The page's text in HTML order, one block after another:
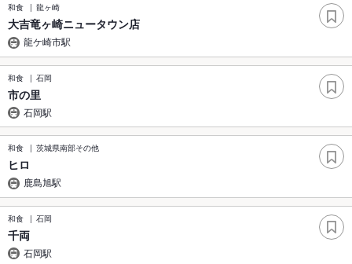
和食 龍ヶ崎
大吉竜ヶ崎ニュータウン店
龍ケ崎市駅
和食 石岡
市の里
石岡駅
和食 茨城県南部その他
ヒロ
鹿島旭駅
和食 石岡
千両
石岡駅